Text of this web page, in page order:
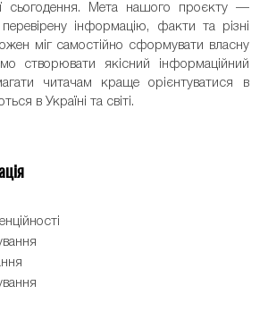
сьогодення. Мета нашого проєкту —
інформацію, факти та різні
міг самостійно сформувати власну
створювати якісний інформаційний
читачам краще орієнтуватися в
в Україні та світі.